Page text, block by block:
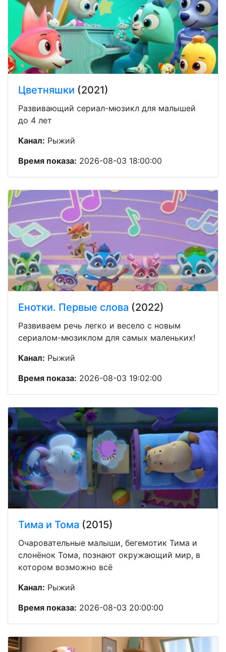
Цветняшки (2021)
Развивающий сериал-мюзикл для малышей
до 4 лет
Канал: Рыжий
Время показа: 2026-08-03 18:00:00
Енотки. Первые слова (2022)
Развиваем речь легко и весело с новым
сериалом-мюзиклом для самых маленьких!
Канал: Рыжий
Время показа: 2026-08-03 19:02:00
Тима и Тома (2015)
Очаровательные малыши, бегемотик Тима и
слонёнок Тома, познают окружающий мир, в
котором возможно всё
Канал: Рыжий
Время показа: 2026-08-03 20:00:00